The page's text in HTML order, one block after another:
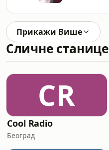
Прикажи Више
Сличне станице
CR
Cool Radio
Београд